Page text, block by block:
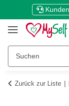
Zurück zur Liste